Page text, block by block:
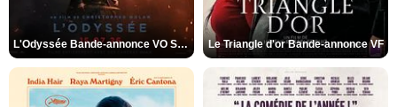
L'Odyssée Bande-annonce VO STFR Le Triangle d'or Bande-annonce VF